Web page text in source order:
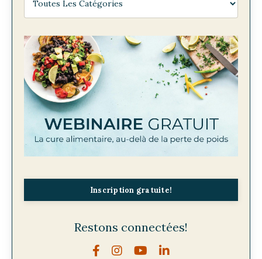
Inscription gratuite!
Restons connectées!